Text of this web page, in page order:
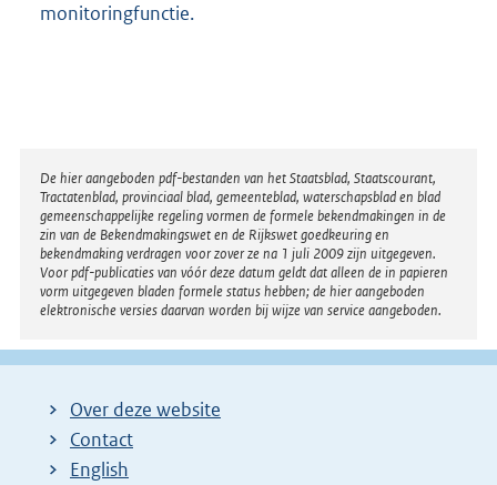
monitoringfunctie.
Disclaimer
De hier aangeboden pdf-bestanden van het Staatsblad, Staatscourant,
Tractatenblad, provinciaal blad, gemeenteblad, waterschapsblad en blad
gemeenschappelijke regeling vormen de formele bekendmakingen in de
zin van de Bekendmakingswet en de Rijkswet goedkeuring en
bekendmaking verdragen voor zover ze na 1 juli 2009 zijn uitgegeven.
Voor pdf-publicaties van vóór deze datum geldt dat alleen de in papieren
vorm uitgegeven bladen formele status hebben; de hier aangeboden
elektronische versies daarvan worden bij wijze van service aangeboden.
Over deze website
Contact
English